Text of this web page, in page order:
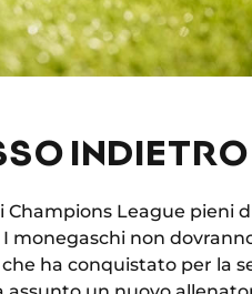
INDIETRO
League pieni
I monegaschi non
ha conquistato per la